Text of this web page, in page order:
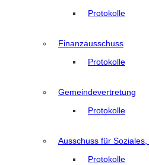
Protokolle
Finanzausschuss
Protokolle
Gemeindevertretung
Protokolle
Ausschuss für
Protokolle